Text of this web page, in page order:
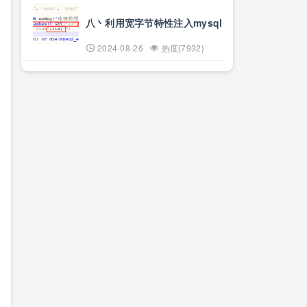
八丶利用宽字节特性注入mysql
2024-08-26 热度{7932}